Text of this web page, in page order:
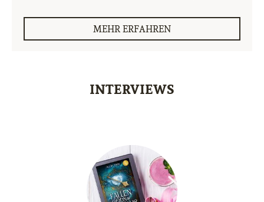
MEHR ERFAHREN
INTERVIEWS